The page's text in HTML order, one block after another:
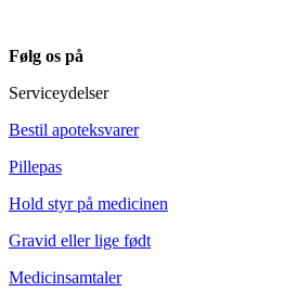
Følg os på
Serviceydelser
Bestil apoteksvarer
Pillepas
Hold styr på medicinen
Gravid eller lige født
Medicinsamtaler